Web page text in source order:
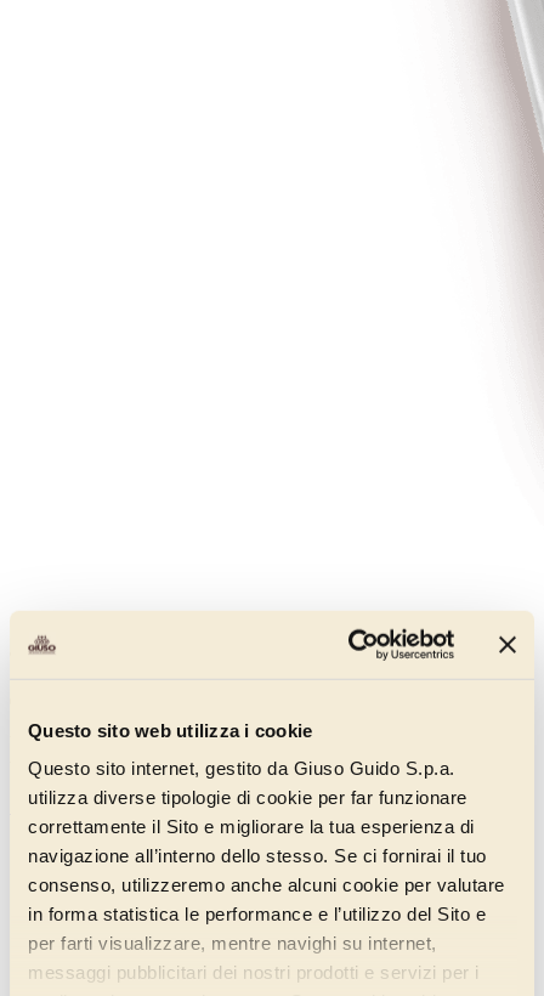
Questo sito web utilizza i cookie
Questo sito internet, gestito da Giuso Guido S.p.a.
utilizza diverse tipologie di cookie per far funzionare
correttamente il Sito e migliorare la tua esperienza di
navigazione all’interno dello stesso. Se ci fornirai il tuo
consenso, utilizzeremo anche alcuni cookie per valutare
in forma statistica le performance e l’utilizzo del Sito e
per farti visualizzare, mentre navighi su internet,
messaggi pubblicitari dei nostri prodotti e servizi per i
Cioccolato Super 120
Una miscela insaporente di cacao e cioccolato, caratterizzata da
un'ottima solubilizzazione, per un gelato molto cremoso.
Scopri di più